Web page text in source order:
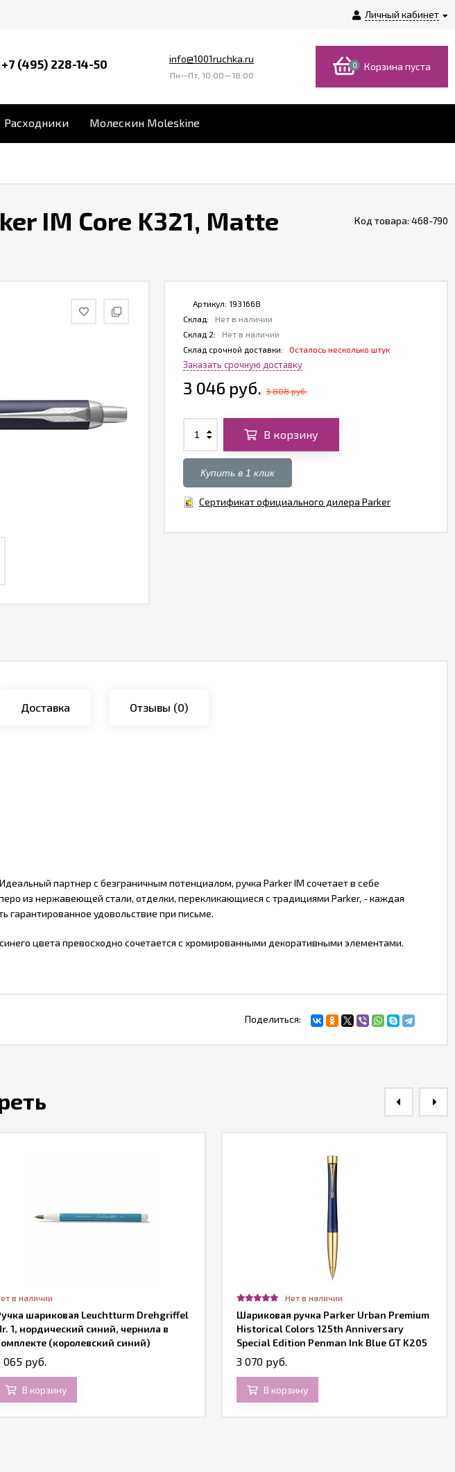
Личный кабинет
+7 (495) 228-14-50 info@1001ruchka.ru
Пн—Пт, 10:00—18:00
0 Корзина пуста
Расходники Молескин Moleskine
IM Core K321, Matte
Код товара: 468-790
Артикул: 1931668
Склад:
Нет в наличии
Склад 2:
Нет в наличии
Склад срочной доставки:
Осталось несколько штук
Заказать срочную доставку
3 046 руб. 3 808 руб.
В корзину
Купить в 1 клик
Сертификат официального дилера Parker
Доставка Отзывы (0)
партнер с безграничным потенциалом, ручка Parker IM сочетает в себе
из нержавеющей стали, отделки, перекликающиеся с традициями Parker, - каждая
гарантированное удовольствие при письме.
цвета превосходно сочетается с хромированными декоративными элементами.
Поделиться:
в наличии
шариковая Leuchtturm Drehgriffel
1, нордический синий, чернила в
(королевский синий)
065 руб.
В корзину
Нет в наличии
Шариковая ручка Parker Urban Premium
Historical Colors 125th Anniversary
Special Edition Penman Ink Blue GT K205
3 070 руб.
В корзину